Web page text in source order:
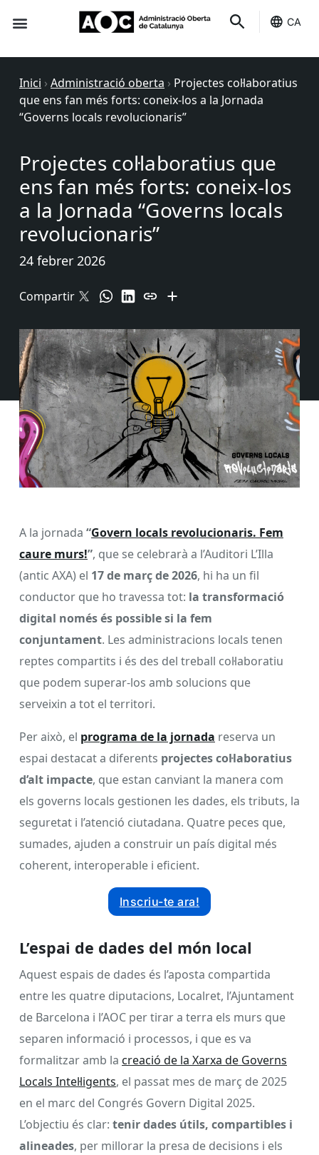
CA
Inici › Administració oberta › Projectes col·laboratius
que ens fan més forts: coneix-los a la Jornada
“Governs locals revolucionaris”
Projectes col·laboratius que
ens fan més forts: coneix-los
a la Jornada “Governs locals
revolucionaris”
24 febrer 2026
Compartir
A la jornada “Govern locals revolucionaris. Fem
caure murs!”, que se celebrarà a l’Auditori L’Illa
(antic AXA) el 17 de març de 2026, hi ha un fil
conductor que ho travessa tot: la transformació
digital només és possible si la fem
conjuntament. Les administracions locals tenen
reptes compartits i és des del treball col·laboratiu
que podem superar-los amb solucions que
serveixin a tot el territori.
Per això, el programa de la jornada reserva un
espai destacat a diferents projectes col·laboratius
d’alt impacte, que estan canviant la manera com
els governs locals gestionen les dades, els tributs, la
seguretat i l’atenció ciutadana. Quatre peces que,
sumades, ajuden a construir un país digital més
coherent, interoperable i eficient.
Inscriu-te ara!
L’espai de dades del món local
Aquest espais de dades és l’aposta compartida
entre les quatre diputacions, Localret, l’Ajuntament
de Barcelona i l’AOC per tirar a terra els murs que
separen informació i processos, i que es va
formalitzar amb la creació de la Xarxa de Governs
Locals Intel·ligents, el passat mes de març de 2025
en el marc del Congrés Govern Digital 2025.
L’objectiu és clar: tenir dades útils, compartibles i
alineades, per millorar la presa de decisions i els